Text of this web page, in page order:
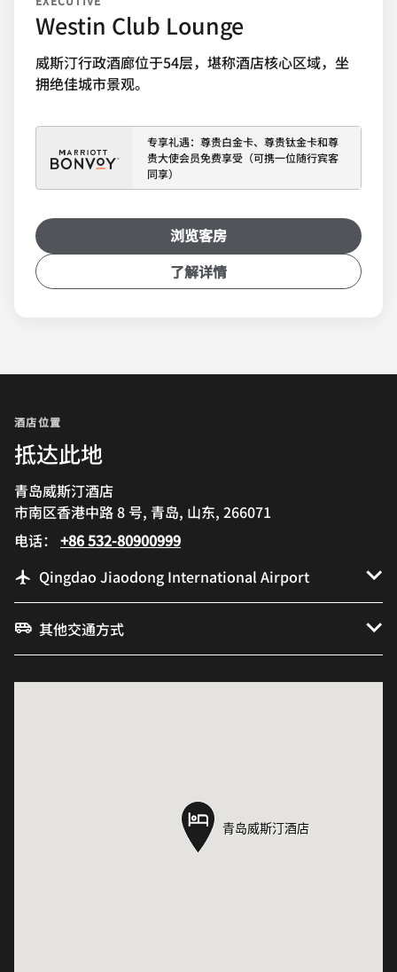
Westin Club Lounge
威斯汀行政酒廊位于54层，堪称酒店核心区域，坐
拥绝佳城市景观。
专享礼遇：尊贵白金卡、尊贵钛金卡和尊
贵大使会员免费享受（可携一位随行宾客
同享）
浏览客房
了解详情
酒店位置
抵达此地
青岛威斯汀酒店
市南区香港中路 8 号, 青岛, 山东, 266071
电话： +86 532-80900999
Qingdao Jiaodong International Airport
其他交通方式
青岛威斯汀酒店
青岛威斯汀酒店